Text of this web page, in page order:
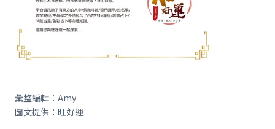
彙整編輯：Amy
圖文提供：旺好運